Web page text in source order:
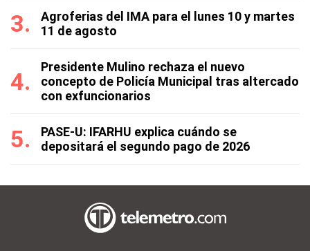
Agroferias del IMA para el lunes 10 y martes
11 de agosto
Presidente Mulino rechaza el nuevo
concepto de Policía Municipal tras altercado
con exfuncionarios
PASE-U: IFARHU explica cuándo se
depositará el segundo pago de 2026